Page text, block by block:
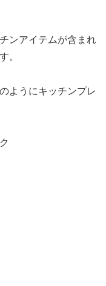
ンアイテムが含まれ
。
ようにキッチンプレ